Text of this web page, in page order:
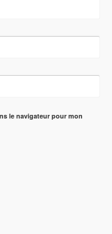
le navigateur pour mon